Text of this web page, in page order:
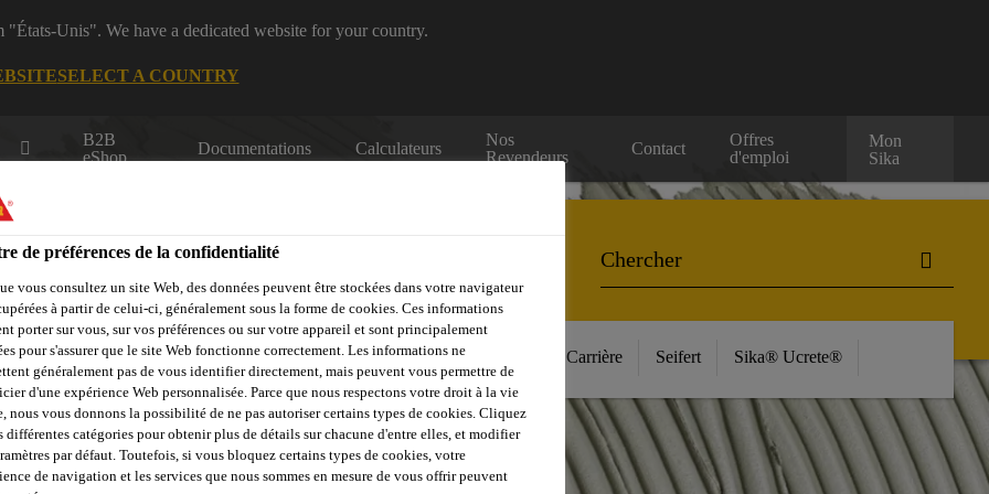
Unis". We have a dedicated website for your country.
SELECT A COUNTRY
B2B
eShop
Documentations Calculateurs
Nos
Revendeurs
Contact
Offres
d'emploi
Mon
Sika
Qui sommes nous Sika at Work Centre de Ressources Carrière Seifert Sika® Ucrete®
de préférences de la confidentialité
vous consultez un site Web, des données peuvent être stockées dans votre navigateur
à partir de celui-ci, généralement sous la forme de cookies. Ces informations
porter sur vous, sur vos préférences ou sur votre appareil et sont principalement
pour s'assurer que le site Web fonctionne correctement. Les informations ne
généralement pas de vous identifier directement, mais peuvent vous permettre de
d'une expérience Web personnalisée. Parce que nous respectons votre droit à la vie
nous vous donnons la possibilité de ne pas autoriser certains types de cookies. Cliquez
différentes catégories pour obtenir plus de détails sur chacune d'entre elles, et modifier
par défaut. Toutefois, si vous bloquez certains types de cookies, votre
de navigation et les services que nous sommes en mesure de vous offrir peuvent